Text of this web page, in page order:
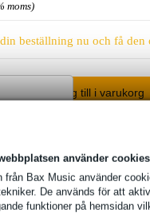
använder cookies
från Bax Music använder
De används för att
funktioner på hemsidan
moms)
beställning nu och få den
lägg till i varukorg
i lager